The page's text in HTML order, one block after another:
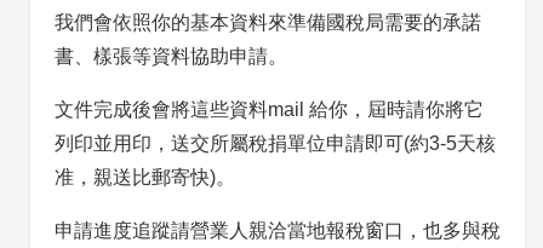
我們會依照你的基本資料來準備國稅局需要的承諾
書、樣張等資料協助申請。
文件完成後會將這些資料mail 給你，屆時請你將它
列印並用印，送交所屬稅捐單位申請即可(約3-5天核
准，親送比郵寄快)。
申請進度追蹤請營業人親洽當地報稅窗口，也多與稅